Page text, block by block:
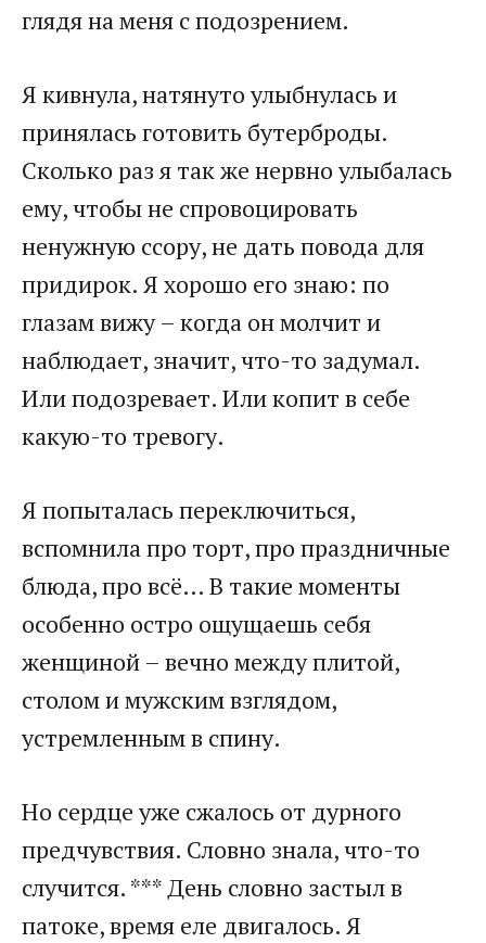
глядя на меня с подозрением.
Я кивнула, натянуто улыбнулась и
принялась готовить бутерброды.
Сколько раз я так же нервно улыбалась
ему, чтобы не спровоцировать
ненужную ссору, не дать повода для
придирок. Я хорошо его знаю: по
глазам вижу – когда он молчит и
наблюдает, значит, что-то задумал.
Или подозревает. Или копит в себе
какую-то тревогу.
Я попыталась переключиться,
вспомнила про торт, про праздничные
блюда, про всё… В такие моменты
особенно остро ощущаешь себя
женщиной – вечно между плитой,
столом и мужским взглядом,
устремленным в спину.
Но сердце уже сжалось от дурного
предчувствия. Словно знала, что-то
случится. *** День словно застыл в
патоке, время еле двигалось. Я